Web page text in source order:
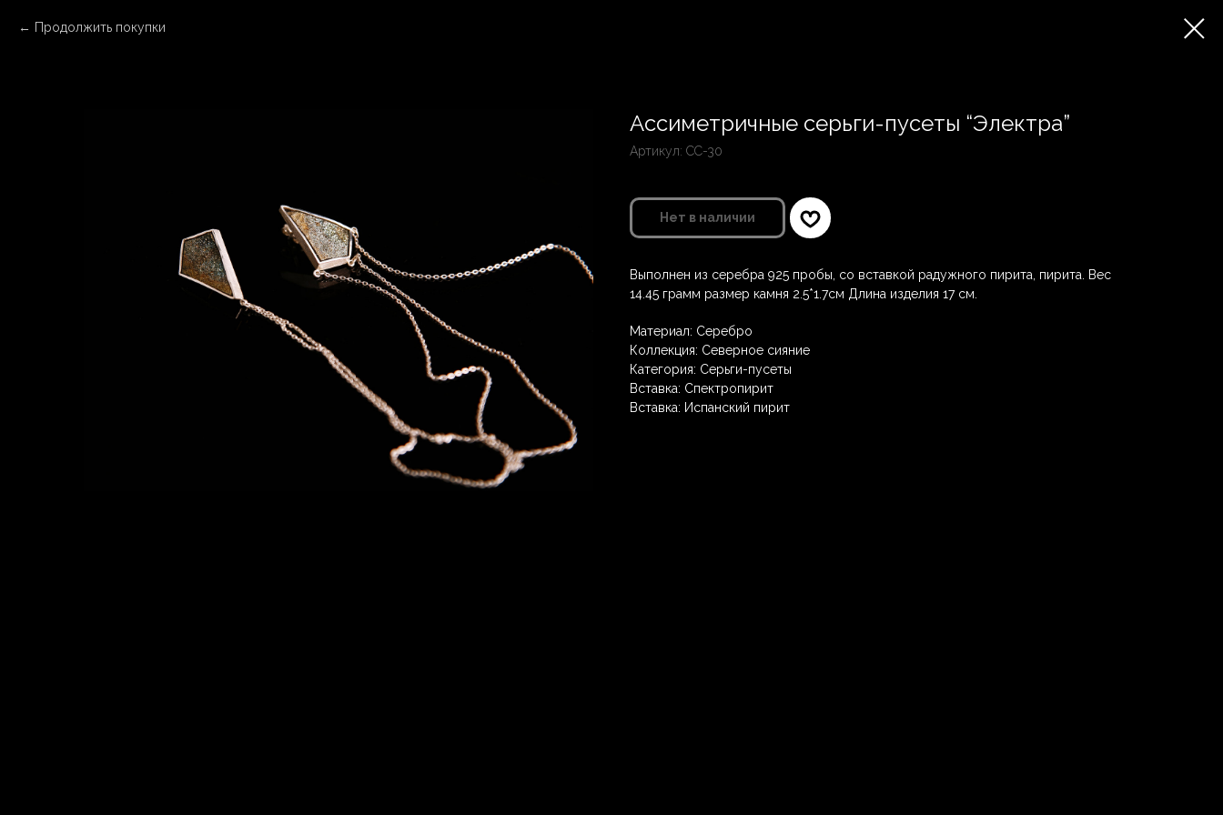
Продолжить покупки
Ассиметричные серьги-пусеты “Электра”
Артикул: СС-30
Нет в наличии
Выполнен из серебра 925 пробы, со вставкой радужного пирита, пирита. Вес
14.45 грамм размер камня 2.5*1.7см Длина изделия 17 см.
Материал: Серебро
Коллекция: Северное сияние
Категория: Серьги-пусеты
Вставка: Спектропирит
Вставка: Испанский пирит